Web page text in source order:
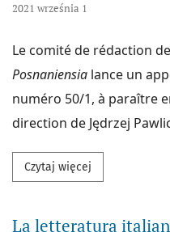
2021 września 1
Le comité de rédaction
Posnaniensia lance un
numéro 50/1, à paraître
direction de Jędrzej
Czytaj więcej
La letteratura